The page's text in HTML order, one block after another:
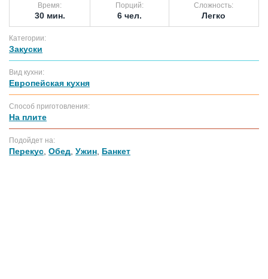
Время:
30 мин.
Порций:
6 чел.
Сложность:
Легко
Категории:
Закуски
Вид кухни:
Европейская кухня
Способ приготовления:
На плите
Подойдет на:
Перекус Обед Ужин Банкет